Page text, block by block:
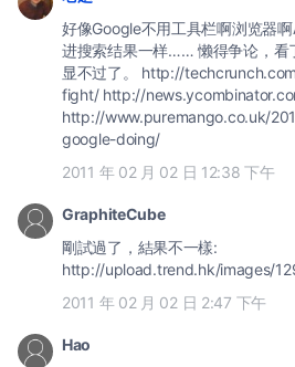
好像Google不用工具栏啊浏览器
进搜索结果一样…… 懒得争论，看了许多讨论和评论，都再明
显不过了。 http://techcrunch.com/2011/02/01/bing-google-
fight/ http://news.ycombinator.com/item?id=2168263
http://www.puremango.co.uk/
google-doing/
2011 年 02 月 02 日 12:38 下午
GraphiteCube
剛試過了，結果不一樣:
http://upload.trend.hk/images/
2011 年 02 月 02 日 2:47 下午
Hao